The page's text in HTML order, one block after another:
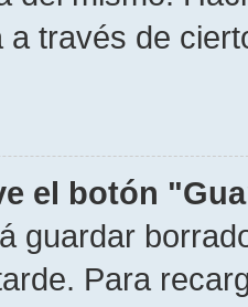
a través de
el botón
guardar
Para